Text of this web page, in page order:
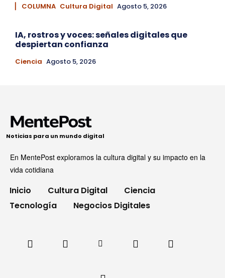
▏ COLUMNA Cultura Digital Agosto 5, 2026
IA, rostros y voces: señales digitales que
despiertan confianza
Ciencia Agosto 5, 2026
Noticias para un mundo digital
En MentePost exploramos la cultura digital y su impacto en la
vida cotidiana
Inicio Cultura Digital
Ciencia
Tecnología
Negocios Digitales